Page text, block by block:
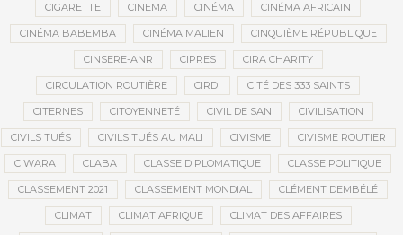
CIGARETTE CINEMA CINÉMA CINÉMA AFRICAIN
CINÉMA BABEMBA CINÉMA MALIEN CINQUIÈME RÉPUBLIQUE
CINSERE-ANR CIPRES CIRA CHARITY
CIRCULATION ROUTIÈRE CIRDI CITÉ DES 333 SAINTS
CITERNES CITOYENNETÉ CIVIL DE SAN CIVILISATION
CIVILS TUÉS CIVILS TUÉS AU MALI CIVISME CIVISME ROUTIER
CIWARA CLABA CLASSE DIPLOMATIQUE CLASSE POLITIQUE
CLASSEMENT 2021 CLASSEMENT MONDIAL CLÉMENT DEMBÉLÉ
CLIMAT CLIMAT AFRIQUE CLIMAT DES AFFAIRES